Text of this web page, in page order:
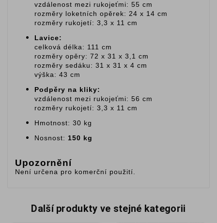
vzdálenost mezi rukojeťmi: 55 cm
rozměry loketních opěrek: 24 x 14 cm
rozměry rukojetí: 3,3 x 11 cm
Lavice:
celková délka: 111 cm
rozměry opěry: 72 x 31 x 3,1 cm
rozměry sedáku: 31 x 31 x 4 cm
výška: 43 cm
Podpěry na kliky:
vzdálenost mezi rukojeťmi: 56 cm
rozměry rukojetí: 3,3 x 11 cm
Hmotnost: 30 kg
Nosnost: 150 kg
Upozornění
Není určena pro komerční použití.
Další produkty ve stejné kategorii